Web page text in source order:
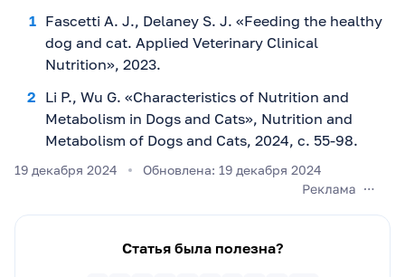
Fascetti A. J., Delaney S. J. «Feeding the healthy
dog and cat. Applied Veterinary Clinical
Nutrition», 2023.
Li P., Wu G. «Characteristics of Nutrition and
Metabolism in Dogs and Cats», Nutrition and
Metabolism of Dogs and Cats, 2024, с. 55-98.
19 декабря 2024 Обновлена: 19 декабря 2024
Статья была полезна?